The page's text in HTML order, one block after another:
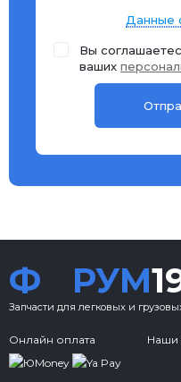
Данные
Вы
ваших
Ф РУМ
Запчасти для легковых и
Онлайн оплата Наши